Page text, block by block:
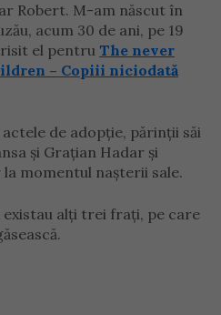
Robert. M-am născut în
acum 30 de ani, pe 19
el pentru The never
– Copiii niciodată
de adopție, părinții săi
și Grațian Hadar și
momentul nașterii sale.
alți trei frați, pe care